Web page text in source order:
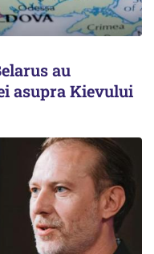
au
asupra Kievului